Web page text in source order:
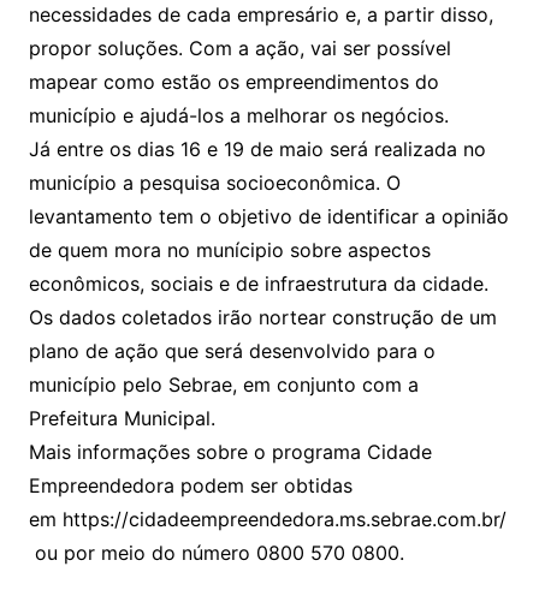
necessidades de cada empresário e, a partir disso,
propor soluções. Com a ação, vai ser possível
mapear como estão os empreendimentos do
município e ajudá-los a melhorar os negócios.
Já entre os dias 16 e 19 de maio será realizada no
município a pesquisa socioeconômica. O
levantamento tem o objetivo de identificar a opinião
de quem mora no munícipio sobre aspectos
econômicos, sociais e de infraestrutura da cidade.
Os dados coletados irão nortear construção de um
plano de ação que será desenvolvido para o
município pelo Sebrae, em conjunto com a
Prefeitura Municipal.
Mais informações sobre o programa Cidade
Empreendedora podem ser obtidas
em https://cidadeempreendedora.ms.sebrae.com.br/
ou por meio do número 0800 570 0800.